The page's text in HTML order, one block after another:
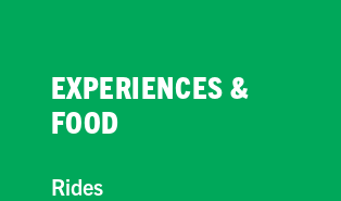
EXPERIENCES &
FOOD
Rides